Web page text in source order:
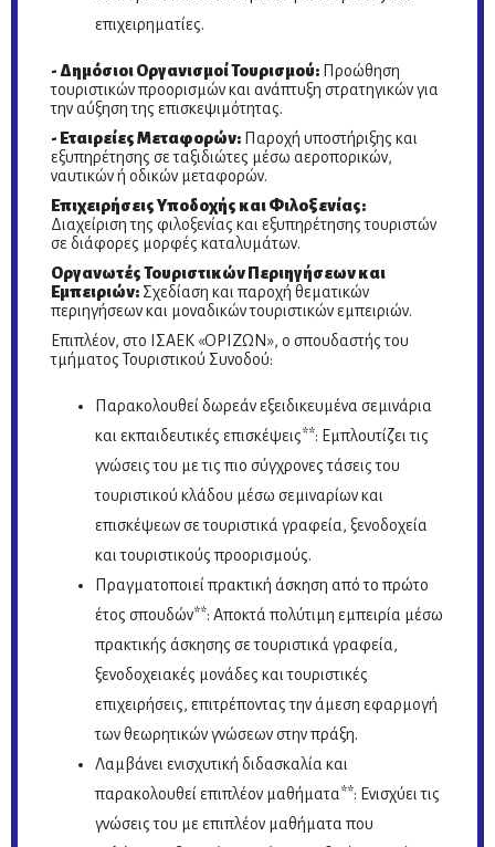
επιχειρηματίες.
- Δημόσιοι Οργανισμοί Τουρισμού: Προώθηση
τουριστικών προορισμών και ανάπτυξη στρατηγικών για
την αύξηση της επισκεψιμότητας.
- Εταιρείες Μεταφορών: Παροχή υποστήριξης και
εξυπηρέτησης σε ταξιδιώτες μέσω αεροπορικών,
ναυτικών ή οδικών μεταφορών.
Επιχειρήσεις Υποδοχής και Φιλοξενίας:
Διαχείριση της φιλοξενίας και εξυπηρέτησης τουριστών
σε διάφορες μορφές καταλυμάτων.
Οργανωτές Τουριστικών Περιηγήσεων και
Εμπειριών: Σχεδίαση και παροχή θεματικών
περιηγήσεων και μοναδικών τουριστικών εμπειριών.
Επιπλέον, στο ΙΣΑΕΚ «ΟΡΙΖΩΝ», ο σπουδαστής του
τμήματος Τουριστικού Συνοδού:
Παρακολουθεί δωρεάν εξειδικευμένα σεμινάρια
και εκπαιδευτικές επισκέψεις**: Εμπλουτίζει τις
γνώσεις του με τις πιο σύγχρονες τάσεις του
τουριστικού κλάδου μέσω σεμιναρίων και
επισκέψεων σε τουριστικά γραφεία, ξενοδοχεία
και τουριστικούς προορισμούς.
Πραγματοποιεί πρακτική άσκηση από το πρώτο
έτος σπουδών**: Αποκτά πολύτιμη εμπειρία μέσω
πρακτικής άσκησης σε τουριστικά γραφεία,
ξενοδοχειακές μονάδες και τουριστικές
επιχειρήσεις, επιτρέποντας την άμεση εφαρμογή
των θεωρητικών γνώσεων στην πράξη.
Λαμβάνει ενισχυτική διδασκαλία και
παρακολουθεί επιπλέον μαθήματα**: Ενισχύει τις
γνώσεις του με επιπλέον μαθήματα που